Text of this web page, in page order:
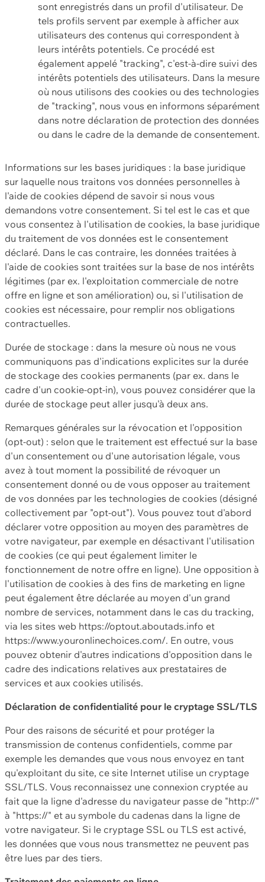
sont enregistrés dans un profil d'utilisateur. De
tels profils servent par exemple à afficher aux
utilisateurs des contenus qui correspondent à
leurs intérêts potentiels. Ce procédé est
également appelé "tracking", c'est-à-dire suivi des
intérêts potentiels des utilisateurs. Dans la mesure
où nous utilisons des cookies ou des technologies
de "tracking", nous vous en informons séparément
dans notre déclaration de protection des données
ou dans le cadre de la demande de consentement.
Informations sur les bases juridiques : la base juridique
sur laquelle nous traitons vos données personnelles à
l'aide de cookies dépend de savoir si nous vous
demandons votre consentement. Si tel est le cas et que
vous consentez à l'utilisation de cookies, la base juridique
du traitement de vos données est le consentement
déclaré. Dans le cas contraire, les données traitées à
l'aide de cookies sont traitées sur la base de nos intérêts
légitimes (par ex. l'exploitation commerciale de notre
offre en ligne et son amélioration) ou, si l'utilisation de
cookies est nécessaire, pour remplir nos obligations
contractuelles.
Durée de stockage : dans la mesure où nous ne vous
communiquons pas d'indications explicites sur la durée
de stockage des cookies permanents (par ex. dans le
cadre d'un cookie-opt-in), vous pouvez considérer que la
durée de stockage peut aller jusqu'à deux ans.
Remarques générales sur la révocation et l'opposition
(opt-out) : selon que le traitement est effectué sur la base
d'un consentement ou d'une autorisation légale, vous
avez à tout moment la possibilité de révoquer un
consentement donné ou de vous opposer au traitement
de vos données par les technologies de cookies (désigné
collectivement par "opt-out"). Vous pouvez tout d'abord
déclarer votre opposition au moyen des paramètres de
votre navigateur, par exemple en désactivant l'utilisation
de cookies (ce qui peut également limiter le
fonctionnement de notre offre en ligne). Une opposition à
l'utilisation de cookies à des fins de marketing en ligne
peut également être déclarée au moyen d'un grand
nombre de services, notamment dans le cas du tracking,
via les sites web https://optout.aboutads.info et
https://www.youronlinechoices.com/. En outre, vous
pouvez obtenir d'autres indications d'opposition dans le
cadre des indications relatives aux prestataires de
services et aux cookies utilisés.
Déclaration de confidentialité pour le cryptage SSL/TLS
Pour des raisons de sécurité et pour protéger la
transmission de contenus confidentiels, comme par
exemple les demandes que vous nous envoyez en tant
qu'exploitant du site, ce site Internet utilise un cryptage
SSL/TLS. Vous reconnaissez une connexion cryptée au
fait que la ligne d'adresse du navigateur passe de "http://"
à "https://" et au symbole du cadenas dans la ligne de
votre navigateur. Si le cryptage SSL ou TLS est activé,
les données que vous nous transmettez ne peuvent pas
être lues par des tiers.